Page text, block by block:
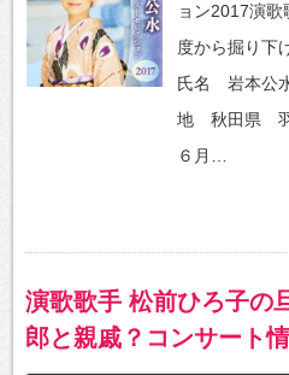
ョン2017演
度から掘り下
氏名 岩本公
地 秋田県 羽
６月…
演歌歌手 松前ひろ子の
郎と親戚？コンサート